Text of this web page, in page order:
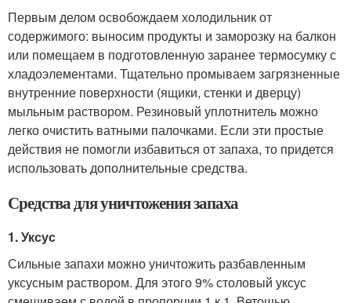
Первым делом освобождаем холодильник от
содержимого: выносим продукты и заморозку на балкон
или помещаем в подготовленную заранее термосумку с
хладоэлементами. Тщательно промываем загрязненные
внутренние поверхности (ящики, стенки и дверцу)
мыльным раствором. Резиновый уплотнитель можно
легко очистить ватными палочками. Если эти простые
действия не помогли избавиться от запаха, то придется
использовать дополнительные средства.
Средства для уничтожения запаха
1. Уксус
Сильные запахи можно уничтожить разбавленным
уксусным раствором. Для этого 9% столовый уксус